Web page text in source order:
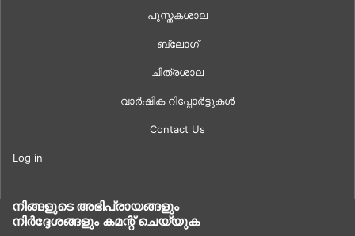
പുസ്തകശാല
ബ്ലോഗ്
ചിത്രശാല
വാർഷിക റിപ്പോർട്ടുകൾ
Contact Us
Log in
നിങ്ങളുടെ അഭിപ്രായങ്ങളും
നിർദ്ദേശങ്ങളും കമന്റ് ചെയ്യുക